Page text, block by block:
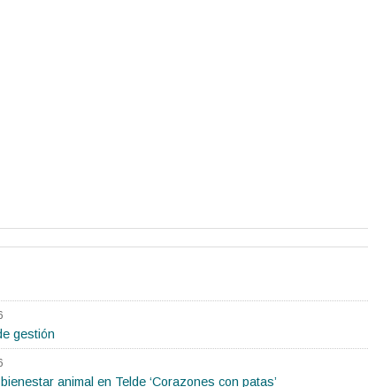
gestión
animal en Telde ‘Corazones con patas’